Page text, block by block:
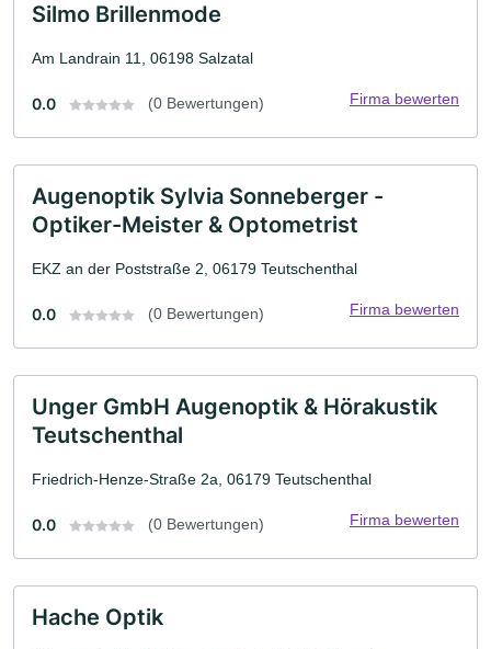
Silmo Brillenmode
Am Landrain 11, 06198 Salzatal
0.0 (0 Bewertungen) Firma bewerten
Augenoptik Sylvia Sonneberger -
Optiker-Meister & Optometrist
EKZ an der Poststraße 2, 06179 Teutschenthal
0.0 (0 Bewertungen) Firma bewerten
Unger GmbH Augenoptik & Hörakustik
Teutschenthal
Friedrich-Henze-Straße 2a, 06179 Teutschenthal
0.0 (0 Bewertungen) Firma bewerten
Hache Optik